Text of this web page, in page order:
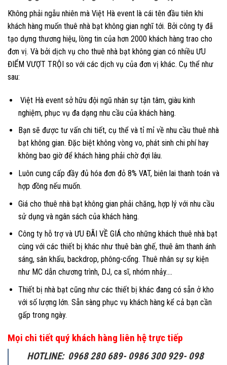
Không phải ngẫu nhiên mà Việt Hà event là cái tên đầu tiên khi
khách hàng muốn thuê nhà bạt không gian nghĩ tới. Bởi công ty đã
tạo dựng thương hiệu, lòng tin của hơn 2000 khách hàng trao cho
đơn vị. Và bởi dịch vụ cho thuê nhà bạt không gian có nhiều ƯU
ĐIỂM VƯỢT TRỘI so với các dịch vụ của đơn vị khác. Cụ thể như
sau:
Việt Hà event sở hữu đội ngũ nhân sự tận tâm, giàu kinh
nghiệm, phục vụ đa dạng nhu cầu của khách hàng.
Bạn sẽ được tư vấn chi tiết, cụ thể và tỉ mỉ về nhu cầu thuê nhà
bạt không gian. Đặc biệt không vòng vo, phát sinh chi phí hay
không bao giờ để khách hàng phải chờ đợi lâu.
Luôn cung cấp đầy đủ hóa đơn đỏ 8% VAT, biên lai thanh toán và
hợp đồng nếu muốn.
Giá cho thuê nhà bạt không gian phải chăng, hợp lý với nhu cầu
sử dụng và ngân sách của khách hàng.
Công ty hỗ trợ và ƯU ĐÃI VỀ GIÁ cho những khách thuê nhà bạt
cùng với các thiết bị khác như thuê bàn ghế, thuê âm thanh ánh
sáng, sân khấu, backdrop, phông-cổng. Thuê nhân sự sự kiện
như MC dẫn chương trình, DJ, ca sĩ, nhóm nhảy….
Thiết bị nhà bạt cũng như các thiết bị khác đang có sẵn ở kho
với số lượng lớn. Sẵn sàng phục vụ khách hàng kể cả bạn cần
gấp trong ngày.
Mọi chi tiết quý khách hàng liên hệ trực tiếp
HOTLINE: 0968 280 689- 0986 300 929- 098